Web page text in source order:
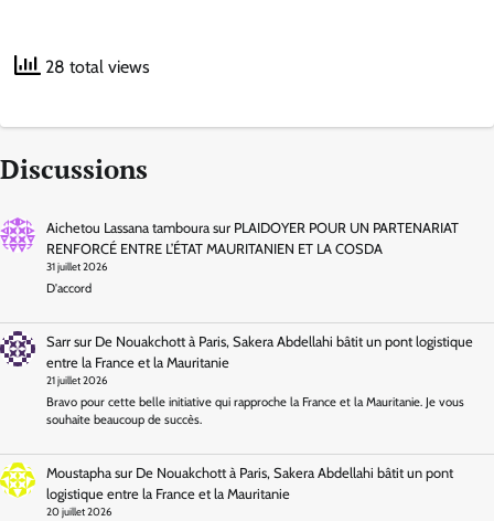
28 total views
Discussions
Aichetou Lassana tambourasur PLAIDOYER POUR UN PARTENARIAT
RENFORCÉ ENTRE L’ÉTAT MAURITANIEN ET LA COSDA
31 juillet 2026
D'accord
Sarrsur De Nouakchott à Paris, Sakera Abdellahi bâtit un pont logistique
entre la France et la Mauritanie
21 juillet 2026
Bravo pour cette belle initiative qui rapproche la France et la Mauritanie. Je vous
souhaite beaucoup de succès.
Moustaphasur De Nouakchott à Paris, Sakera Abdellahi bâtit un pont
logistique entre la France et la Mauritanie
20 juillet 2026